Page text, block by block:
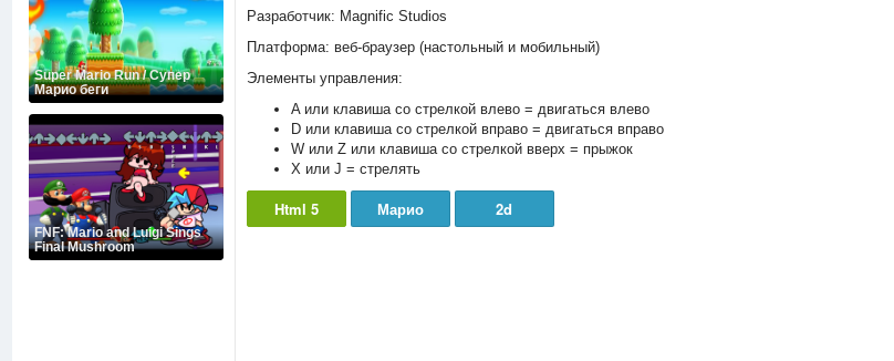
Super Mario Run / Супер
Марио беги
FNF: Mario and Luigi Sings
Final Mushroom
Разработчик: Magnific Studios
Платформа: веб-браузер (настольный и мобильный)
Элементы управления:
A или клавиша со стрелкой влево = двигаться влево
D или клавиша со стрелкой вправо = двигаться вправо
W или Z или клавиша со стрелкой вверх = прыжок
X или J = стрелять
Html 5 Марио 2d